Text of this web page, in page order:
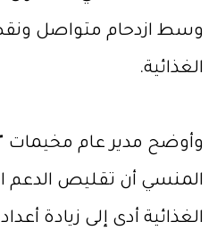
وسط ازدحام متواصل
الغذائية.
وأوضح مدير عام مخيمات
المنسي أن تقليص
الغذائية أدى إلى زيادة